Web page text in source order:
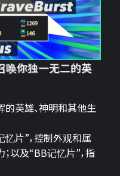
唤你独一无二的英
英雄、神明和其他生
片”，控制外观和属
以及“BB记忆片”，指